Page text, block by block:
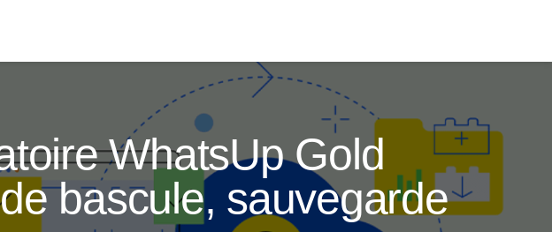
WhatsUp Gold
bascule, sauvegarde